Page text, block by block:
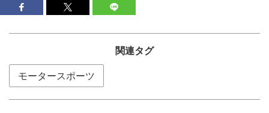
関連タグ
モータースポーツ